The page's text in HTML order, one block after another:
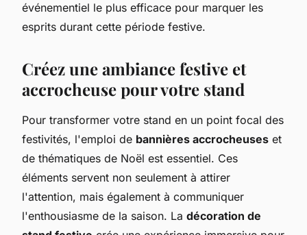
événementiel le plus efficace pour marquer les
esprits durant cette période festive.
Créez une ambiance festive et
accrocheuse pour votre stand
Pour transformer votre stand en un point focal des
festivités, l'emploi de bannières accrocheuses et
de thématiques de Noël est essentiel. Ces
éléments servent non seulement à attirer
l'attention, mais également à communiquer
l'enthousiasme de la saison. La décoration de